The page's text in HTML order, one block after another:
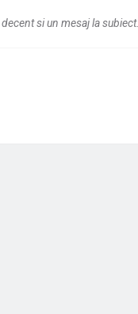
si un mesaj la subiect.